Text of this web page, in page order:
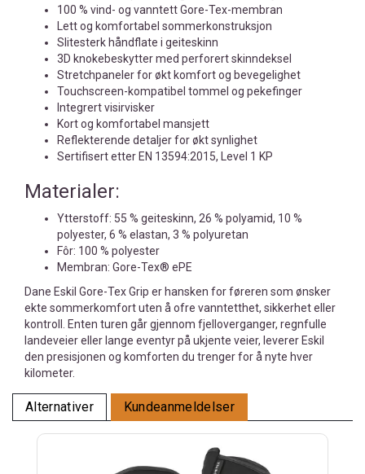
100 % vind- og vanntett Gore-Tex-membran
Lett og komfortabel sommerkonstruksjon
Slitesterk håndflate i geiteskinn
3D knokebeskytter med perforert skinndeksel
Stretchpaneler for økt komfort og bevegelighet
Touchscreen-kompatibel tommel og pekefinger
Integrert visirvisker
Kort og komfortabel mansjett
Reflekterende detaljer for økt synlighet
Sertifisert etter EN 13594:2015, Level 1 KP
Materialer:
Ytterstoff: 55 % geiteskinn, 26 % polyamid, 10 %
polyester, 6 % elastan, 3 % polyuretan
Fôr: 100 % polyester
Membran: Gore-Tex® ePE
Dane Eskil Gore-Tex Grip er hansken for føreren som ønsker
ekte sommerkomfort uten å ofre vanntetthet, sikkerhet eller
kontroll. Enten turen går gjennom fjelloverganger, regnfulle
landeveier eller lange eventyr på ukjente veier, leverer Eskil
den presisjonen og komforten du trenger for å nyte hver
kilometer.
Alternativer Kundeanmeldelser